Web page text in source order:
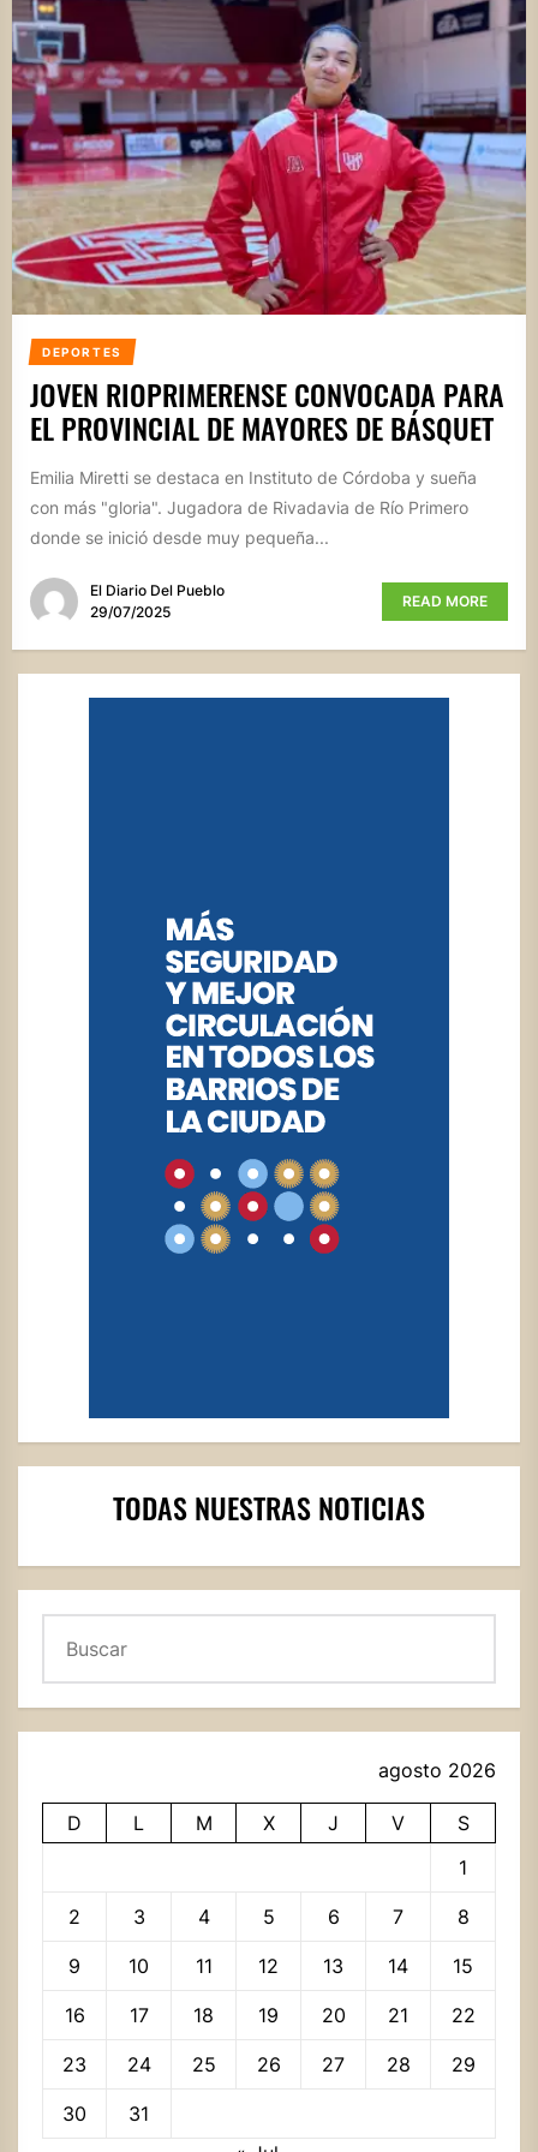
DEPORTES
JOVEN RIOPRIMERENSE CONVOCADA PARA
EL PROVINCIAL DE MAYORES DE BÁSQUET
Emilia Miretti se destaca en Instituto de Córdoba y sueña
con más "gloria". Jugadora de Rivadavia de Río Primero
donde se inició desde muy pequeña...
El Diario Del Pueblo
29/07/2025
READ MORE
TODAS NUESTRAS NOTICIAS
agosto 2026
D L M X J V
S
1
2 3 4 5 6 7 8
9 10 11 12 13 14 15
16 17 18 19 20 21 22
23 24 25 26 27 28 29
30
31